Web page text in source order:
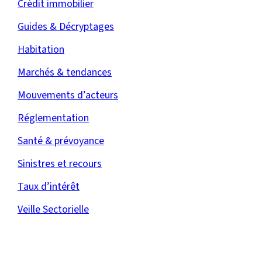
Crédit immobilier
Guides & Décryptages
Habitation
Marchés & tendances
Mouvements d’acteurs
Réglementation
Santé & prévoyance
Sinistres et recours
Taux d’intérêt
Veille Sectorielle